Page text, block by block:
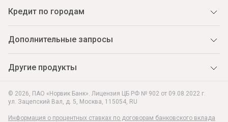
© 2026, ПАО «Норвик Банк». Лицензия ЦБ РФ № 902 от 09.08.2022 г.
ул. Зацепский Вал, д. 5, Москва, 115054, RU
Информация о процентных ставках по договорам банковского вклада
Кредит по городам
Дополнительные запросы
Другие продукты